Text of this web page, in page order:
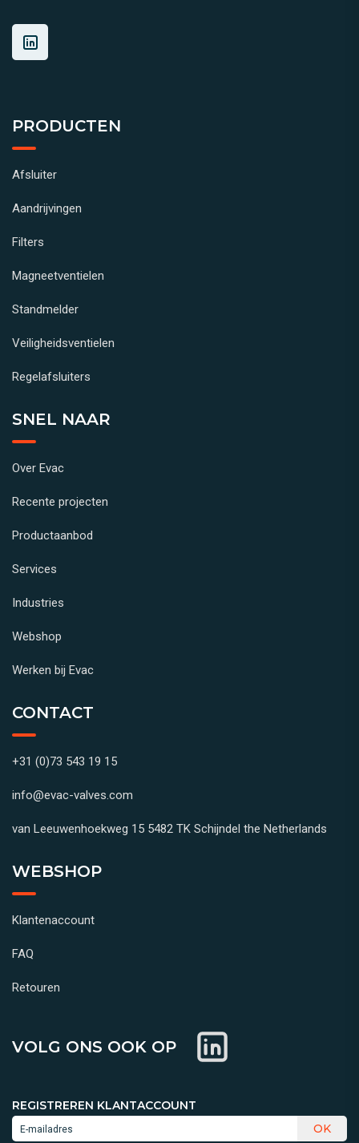
PRODUCTEN
Afsluiter
Aandrijvingen
Filters
Magneetventielen
Standmelder
Veiligheidsventielen
Regelafsluiters
SNEL NAAR
Over Evac
Recente projecten
Productaanbod
Services
Industries
Webshop
Werken bij Evac
CONTACT
+31 (0)73 543 19 15
info@evac-valves.com
van Leeuwenhoekweg 15 5482 TK Schijndel the Netherlands
WEBSHOP
Klantenaccount
FAQ
Retouren
VOLG ONS OOK OP
REGISTREREN KLANTACCOUNT
OK